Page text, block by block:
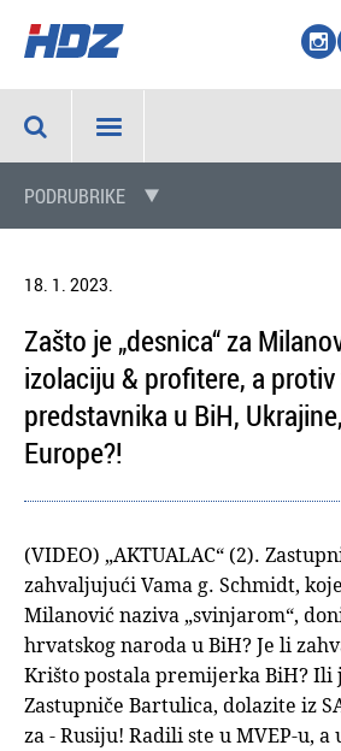
PODRUBRIKE
18. 1. 2023.
Zašto je „desnica“ za
izolaciju & profitere, a
predstavnika u BiH,
Europe?!
(VIDEO) „AKTUALAC“ (2).
zahvaljujući Vama g. Schmidt,
Milanović naziva „svinjarom“,
hrvatskog naroda u BiH? Je li
Krišto postala premijerka BiH? Ili
Zastupniče Bartulica, dolazite iz
za - Rusiju! Radili ste u MVEP-u, a